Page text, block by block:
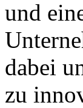
und
dabei
zu